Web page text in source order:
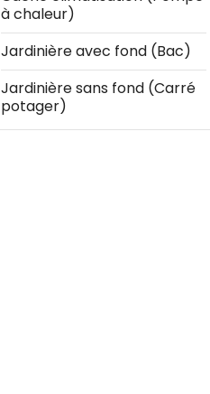
à chaleur)
Jardinière avec fond (Bac)
Jardinière sans fond (Carré
potager)